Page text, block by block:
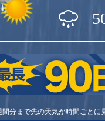
分まで先の天気が時間ごとに